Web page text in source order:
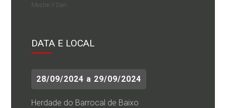
Mestre V Dan
DATA E LOCAL
28/09/2024 a 29/09/2024
Herdade do Barrocal de Baixo